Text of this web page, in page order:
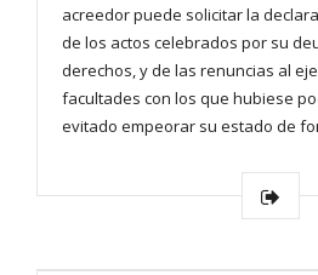
acreedor puede solicitar la
de los actos celebrados por su
derechos, y de las renuncias al
facultades con los que hubiese
evitado empeorar su estado de